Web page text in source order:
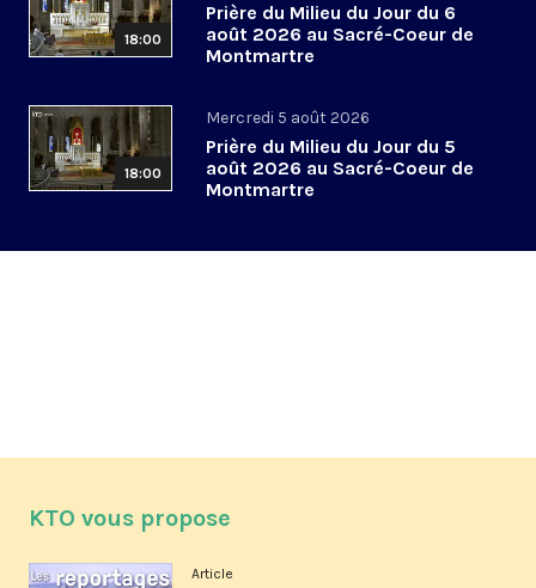
18:00
Prière du Milieu du Jour du 6
août 2026 au Sacré-Coeur de
Montmartre
18:00
Mercredi 5 août 2026
Prière du Milieu du Jour du 5
août 2026 au Sacré-Coeur de
Montmartre
KTO vous propose
Article